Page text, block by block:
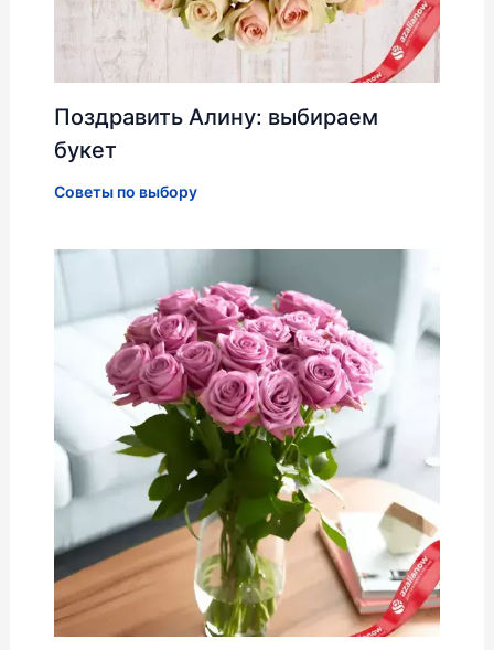
Поздравить Алину: выбираем
букет
Советы по выбору